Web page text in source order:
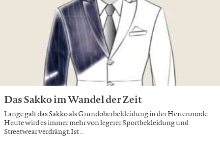
Das Sakko im Wandel der Zeit
Lange galt das Sakko als Grundoberbekleidung in der Herrenmode.
Heute wird es immer mehr von legerer Sportbekleidung und
Streetwear verdrängt. Ist …